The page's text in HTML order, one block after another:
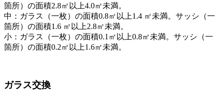
箇所）の面積2.8㎡以上4.0㎡未満。
中：ガラス（一枚）の面積0.8㎡以上1.4 ㎡未満。サッシ（一
箇所）の面積1.6 ㎡以上2.8㎡未満。
小：ガラス（一枚）の面積0.1㎡以上0.8㎡未満。サッシ（一
箇所）の面積0.2㎡以上1.6㎡未満。
ガラス交換